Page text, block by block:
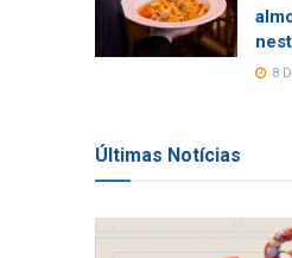
8
Últimas Notícias